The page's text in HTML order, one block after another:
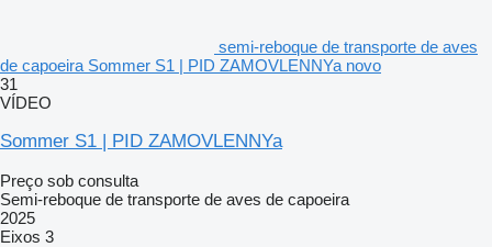
semi-reboque de transporte de aves
de capoeira Sommer S1 | PID ZAMOVLENNYa novo
31
VÍDEO
Sommer S1 | PID ZAMOVLENNYa
Preço sob consulta
Semi-reboque de transporte de aves de capoeira
2025
Eixos 3